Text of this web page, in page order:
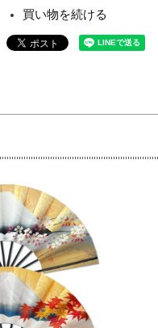
買い物を続ける